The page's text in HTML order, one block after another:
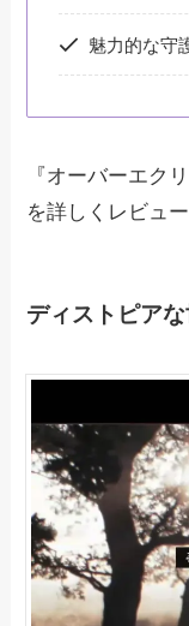
魅力的な守
『オーバーエク
を詳しくレビュ
ディストピア